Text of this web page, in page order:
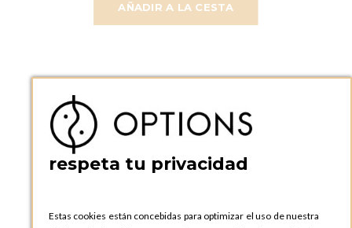
AÑADIR A LA CESTA
respeta tu privacidad
Estas cookies están concebidas para optimizar el uso de nuestra